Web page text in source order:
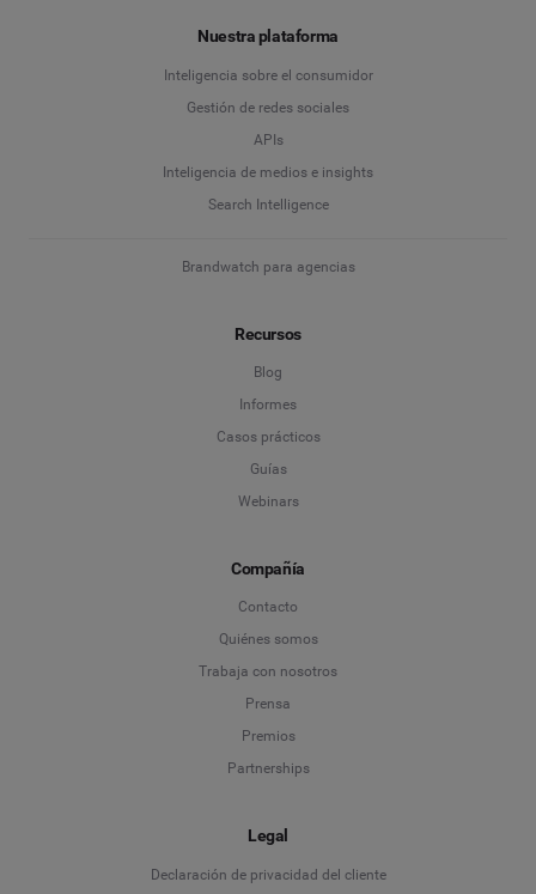
Nuestra plataforma
Inteligencia sobre el consumidor
Gestión de redes sociales
APIs
Inteligencia de medios e insights
Search Intelligence
Brandwatch para agencias
Recursos
Blog
Informes
Casos prácticos
Guías
Webinars
Compañía
Contacto
Quiénes somos
Trabaja con nosotros
Prensa
Premios
Partnerships
Legal
Declaración de privacidad del cliente